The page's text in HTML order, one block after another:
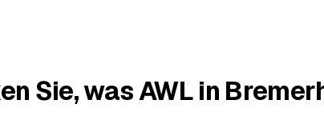
Sie, was AWL in